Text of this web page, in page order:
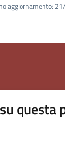
aggiornamento:
questa